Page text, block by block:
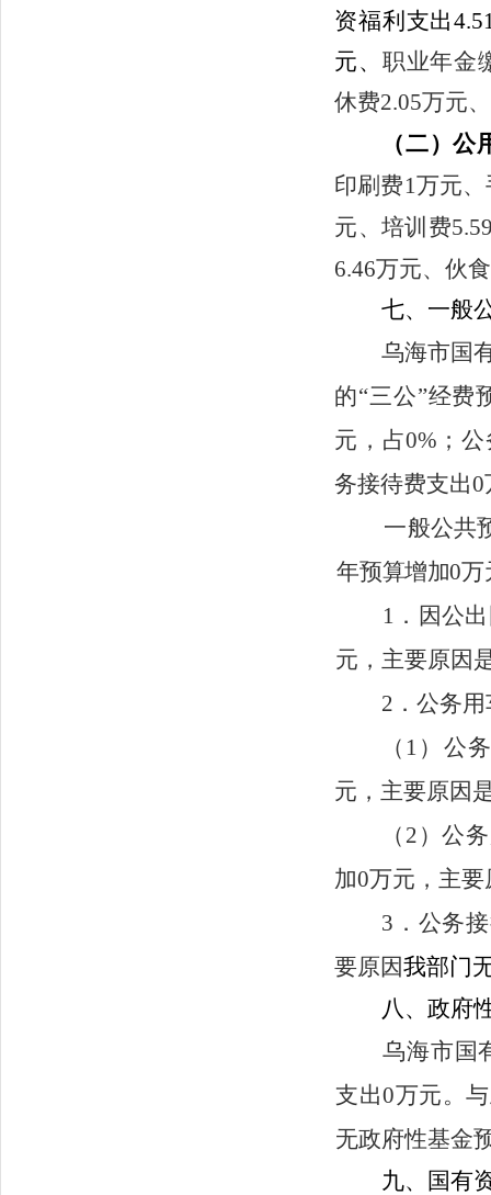
资福利支出
元、 职业年金
休费2.05万元
（二）公
印刷费1万元
元、培训费
6.46万元、伙
七、 一般
乌海市国
的“三公”经费
元，占0% ；
务接待费支出0
一般公共
年预算增加0万
1．因公
元，主要原因
2．公务
（1）公
元，主要原因
（2）公
加0万元，主要
3．公务
要原因我部门
八、 政府
乌海市国
支出0万元。
无政府性基金
九、国有